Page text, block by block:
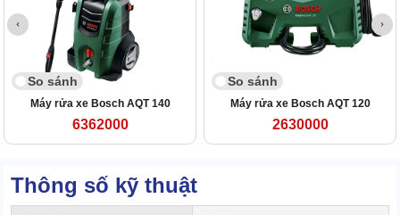
So sánh
Máy rửa xe Bosch AQT 140
6362000
So sánh
Máy rửa xe Bosch AQT 120
2630000
Thông số kỹ thuật